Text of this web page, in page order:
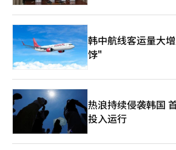
是让年轻人拥有希望的社会结构。地方消亡
基于不断增长的人口设计的行政、教育和
以适应减少的人口。人口的格局必须重新构
国家未来的关键变量。AI数据中心和半导
要成为AI强国，必须同时成为能源强国。必
国家能源战略，包括核能、可再生能源、输
统。没有能源的AI无法存在。 最终，韩国面
局、改变能源的格局。这不仅仅是简单的政
的全面重构。李在明政府第二期和新总理
此。每当政权更迭，政策就会动摇；每当部
改变，韩国无法在AI时代引领潮流。现在需
策任务，而是放眼20年、30年、50年的国
年。虽然像超人一样快速行动，但现实却是
是流行语。 在AI半导体强国的光鲜国家品牌下，青年们的艰难生活
成为了社会的隐喻。整个国家看似富裕，
当和临期食品度日。 台湾的房价问题更加严重。台北的中位收入
与房价比例在亚洲中处于非常高的水平。青
无法购房。居住成本的上升导致结婚推迟
低出生率并非单纯的价值观变化所致。 低工资、高房价、不稳定
的未来和过长的工作时间共同作用的结果
无法生育孩子，这样的增长难以称之为可持续。 更深层次
在于政策。台湾经济学家和海外分析师指出
因之一是长期存在的低汇率和低利率结构。
也不应将年轻人简单视为经验不足的一群
平的教育背景、更广阔的国际视野以及更强
创造力与创新精神，正是国家未来竞争力的重要来
韩国当前面临的许多挑战，并非代际之间的
瓶颈。 长期以来，无论政权如何更替，行政体系中的官僚主义惯
性依然存在。部分领域监管不断增加，行政
避往往优先于创新突破。与此同时，政治
改革、教育改革、养老金改革以及监管创新
在讨论阶段，距离民众期待尚有差距。 青年群体的不满，归根结
底并非针对某一个政党或某一种意识形态，
的现实压力。他们担忧努力与回报之间的联
死亡人数（80858人）超过了出生人数（
少。作为东京的后花园，横滨市也未能逃
政令指定城市中，广岛、京都和神户等13个
少。 人口减少的速度在人口动态统计中得到了证实。日本厚生劳
动省于3日发布的2025年统计数据显示，总
年下降，创下历史新低。日本出生人数为
的最低值。国立社会保障与人口问题研究所
破68万的时间点预计为2040年，但这一时刻提前
的极端集中现象中，人口流动呈现出分化
体人口有所增加，但居住成本较高的千代田
现了减少。日经指出，居住成本的上升可能
区之外。相反，东京奥运会运动员村所在
韩中航线客运量大
饽"
热浪持续侵袭韩国
投入运行